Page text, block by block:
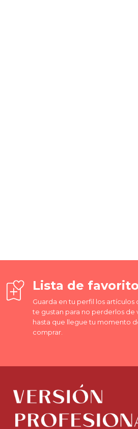
Lista de
Guarda en tu perfil los artículos
te gustan para no perderlos de
hasta que llegue tu momento
comprar.